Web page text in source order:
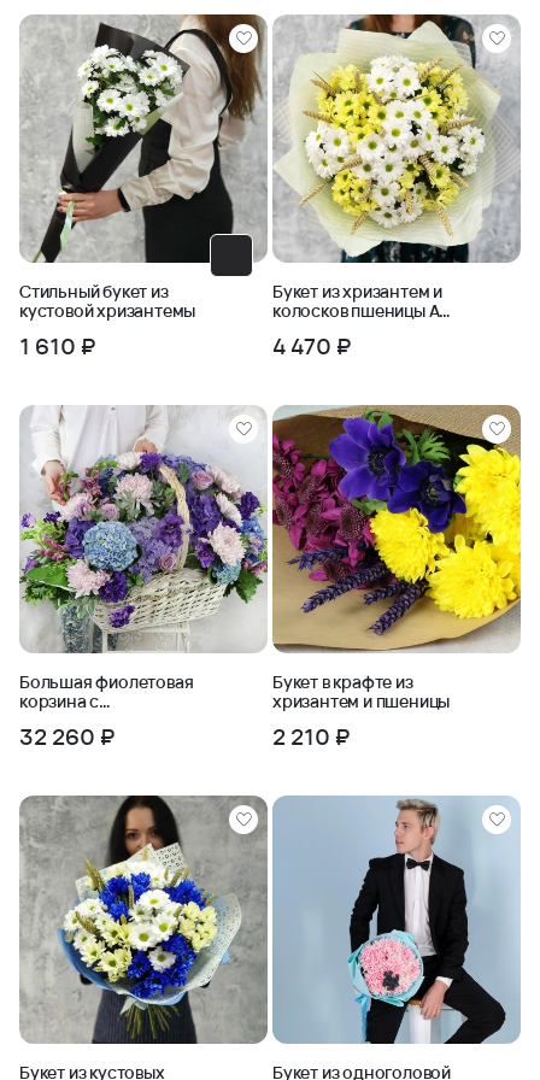
Стильный букет из
кустовой хризантемы
1 610 ₽
Букет из хризантем и
колосков пшеницы Ах,
4 470 ₽
Большая фиолетовая
корзина с
хризантемами
32 260 ₽
Букет в крафте из
хризантем и пшеницы
2 210 ₽
Букет из кустовых Букет из одноголовой